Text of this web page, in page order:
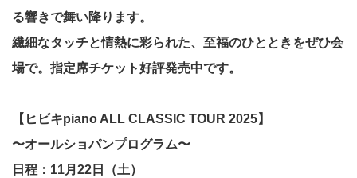
る響きで舞い降ります。
繊細なタッチと情熱に彩られた、至福のひとときをぜひ会
場で。指定席チケット好評発売中です。
【ヒビキpiano ALL CLASSIC TOUR 2025】
〜オールショパンプログラム〜
日程：11月22日（土）